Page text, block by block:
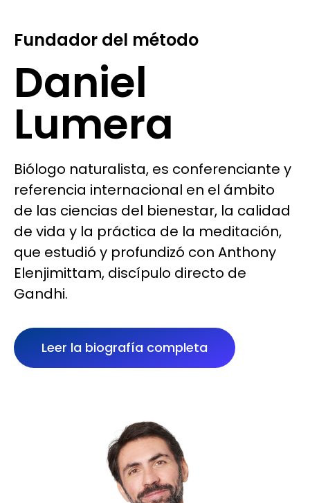
Fundador del método
Daniel
Lumera
Biólogo naturalista, es conferenciante y
referencia internacional en el ámbito
de las ciencias del bienestar, la calidad
de vida y la práctica de la meditación,
que estudió y profundizó con Anthony
Elenjimittam, discípulo directo de
Gandhi.
Leer la biografía completa